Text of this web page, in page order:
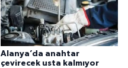
Alanya’da anahtar
çevirecek usta kalmıyor